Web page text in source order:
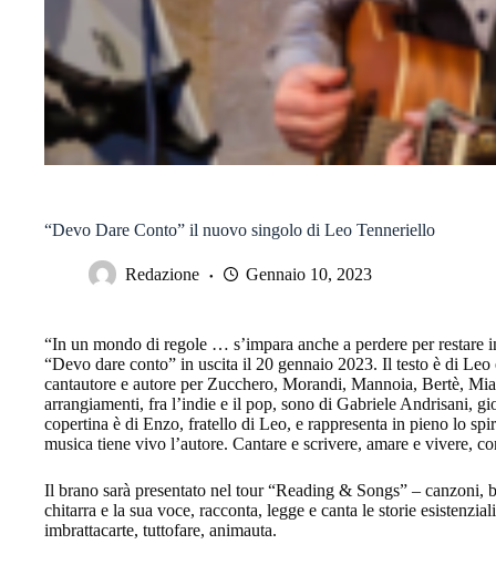
“Devo Dare Conto” il nuovo singolo di Leo Tenneriello
Redazione Gennaio 10, 2023
“In un mondo di regole … s’impara anche a perdere per
“Devo dare conto” in uscita il 20 gennaio 2023. Il testo è di
cantautore e autore per Zucchero, Morandi, Mannoia, Bertè,
arrangiamenti, fra l’indie e il pop, sono di Gabriele Andrisani,
copertina è di Enzo, fratello di Leo, e rappresenta in pieno lo
musica tiene vivo l’autore. Cantare e scrivere, amare e vivere,
Il brano sarà presentato nel tour “Reading & Songs” –
chitarra e la sua voce, racconta, legge e canta le storie
imbrattacarte, tuttofare, animauta.